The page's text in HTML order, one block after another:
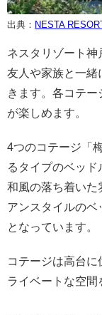
出典： NESTA
ネスタリゾート
友人や家族と一緒
きます。各コテ
が楽しめます。
4つのコテージ「
るタイプのベッ
和風の落ち着いた
アンスタイルのベ
となっています。
コテージは高台
ライベートな空間